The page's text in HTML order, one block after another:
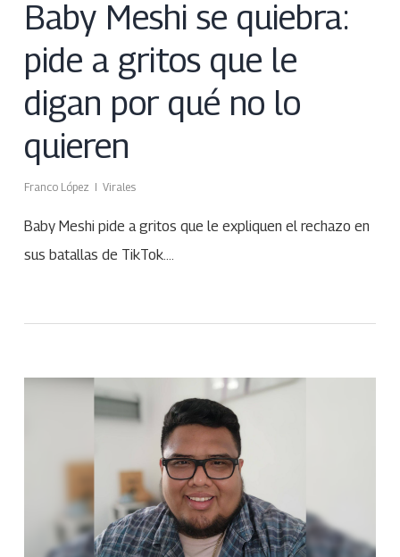
Baby Meshi se quiebra:
pide a gritos que le
digan por qué no lo
quieren
Franco López Virales
Baby Meshi pide a gritos que le expliquen el rechazo en
sus batallas de TikTok.…